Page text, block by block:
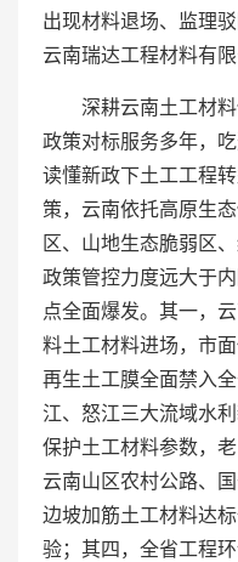
出现材料退场、监理
云南瑞达工程材料有
深耕云南土工材
政策对标服务多年，
读懂新政下土工工程
策，云南依托高原生
区、山地生态脆弱区
政策管控力度远大于
点全面爆发。其一，
料土工材料进场，市
再生土工膜全面禁入
江、怒江三大流域水
保护土工材料参数，
云南山区农村公路、
边坡加筋土工材料达
验；其四，全省工程